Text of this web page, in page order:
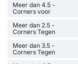
Meer dan 4.5 -
Corners voor
Meer dan 2.5 -
Corners Tegen
Meer dan 3.5 -
Corners Tegen